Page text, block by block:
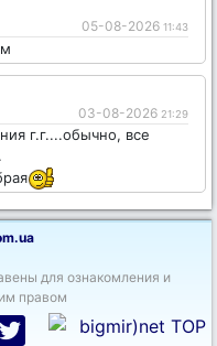
05-08-2026 11:43
03-08-2026 21:29
г.г....обычно, все
для ознакомления и
правом